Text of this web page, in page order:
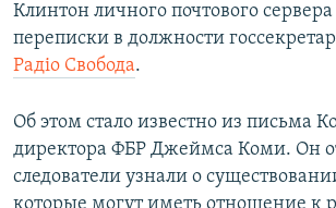
Клинтон личного почтового
переписки в должности
Радіо Свобода.
Об этом стало известно из письма
директора ФБР Джеймса Коми. Он
следователи узнали о